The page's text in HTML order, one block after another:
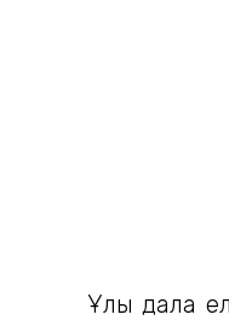
Ұлы дала